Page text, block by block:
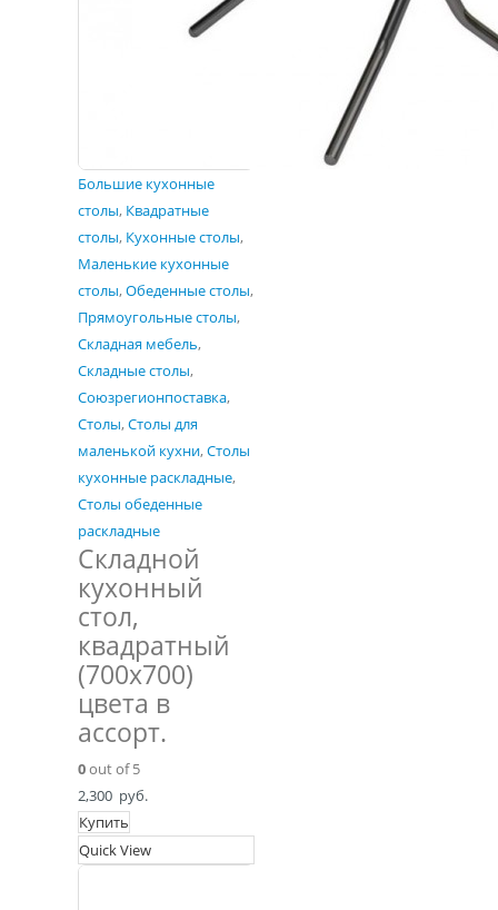
Большие кухонные
столы, Квадратные
столы, Кухонные столы,
Маленькие кухонные
столы,Обеденные столы,
Прямоугольные столы,
Складная мебель,
Складные столы,
Союзрегионпоставка,
Столы,Столы для
маленькой кухни,Столы
кухонные раскладные,
Столы обеденные
раскладные
Складной
кухонный
стол,
квадратный
(700х700)
цвета в
ассорт.
0out of 5
2,300 руб.
Купить
Quick View